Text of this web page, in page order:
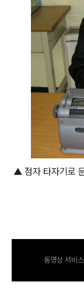
▲ 점자 타자기로
동영상 서비